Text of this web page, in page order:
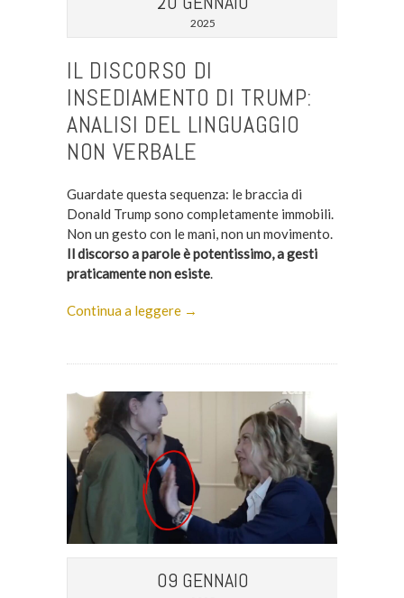
2025
IL DISCORSO DI
INSEDIAMENTO DI TRUMP:
ANALISI DEL LINGUAGGIO
NON VERBALE
Guardate questa sequenza: le braccia di
Donald Trump sono completamente immobili.
Non un gesto con le mani, non un movimento.
Il discorso a parole è potentissimo, a gesti
praticamente non esiste.
Continua a leggere →
09 GENNAIO